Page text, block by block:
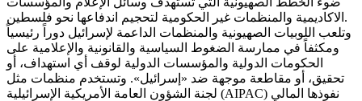
الاكاديمية والمنظمات غير الحكومية لتحجيم اندفاعها نحو فلسطين.
وتلعب اللوبيات الصهيونية والمنظمات الداعمة لإسرائيل دوراً رئيسياً
ومكثفاً في ممارسة الضغوط السياسية والقانونية والإعلامية على
الحكومات الدولية والمؤسسات الدولية لوقف أي استهداف، أو
تحقيق، أو مقاطعة موجهة ضد «إسرائيل». وتستخدم منظمات مثل
لجنة الشؤون العامة الأمريكية الإسرائيلية (AIPAC) نفوذها المالي